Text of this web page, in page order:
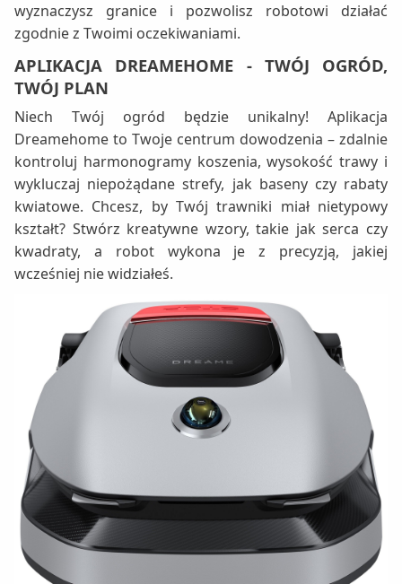
wyznaczysz granice i pozwolisz robotowi działać
zgodnie z Twoimi oczekiwaniami.
APLIKACJA DREAMEHOME - TWÓJ OGRÓD,
TWÓJ PLAN
Niech Twój ogród będzie unikalny! Aplikacja
Dreamehome to Twoje centrum dowodzenia – zdalnie
kontroluj harmonogramy koszenia, wysokość trawy i
wykluczaj niepożądane strefy, jak baseny czy rabaty
kwiatowe. Chcesz, by Twój trawniki miał nietypowy
kształt? Stwórz kreatywne wzory, takie jak serca czy
kwadraty, a robot wykona je z precyzją, jakiej
wcześniej nie widziałeś.